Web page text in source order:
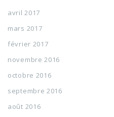
avril 2017
mars 2017
février 2017
novembre 2016
octobre 2016
septembre 2016
août 2016